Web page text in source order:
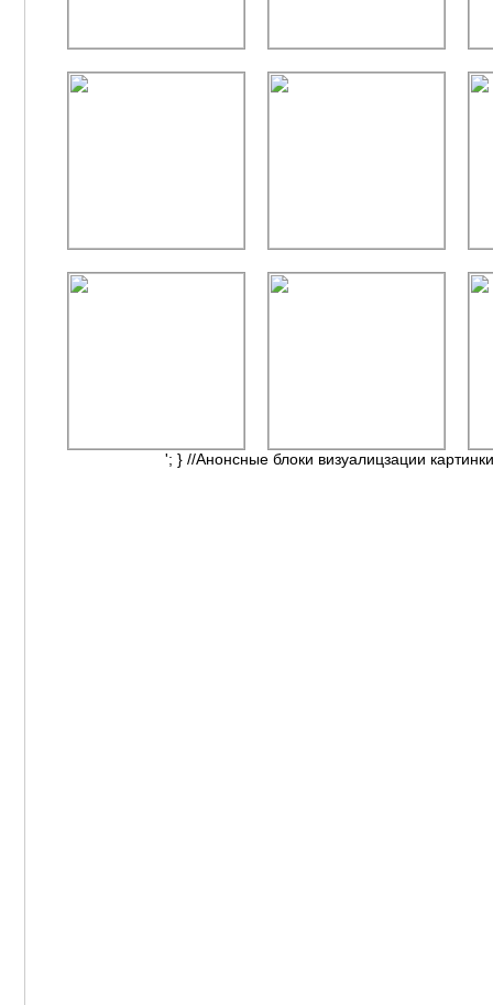
'; } //Анонсные блоки визуалицзации